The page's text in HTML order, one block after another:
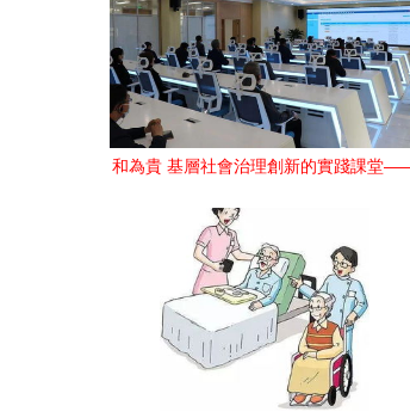
和為貴 基層社會治理創新的實踐課堂
展現場教學